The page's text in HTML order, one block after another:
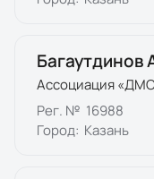
Багаутдинов
Ассоциация
Рег. № 16988
Город: Казань